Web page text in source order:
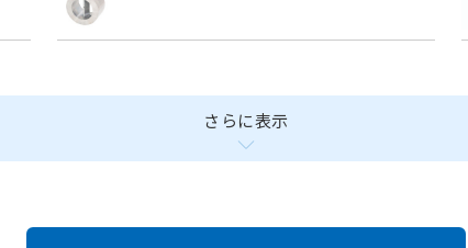
さらに表示